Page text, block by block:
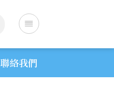
聯絡我們